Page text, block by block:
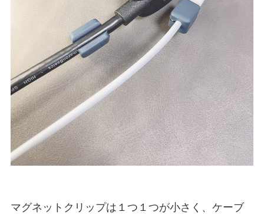
マグネットクリップは１つ１つが小さく、ケーブ